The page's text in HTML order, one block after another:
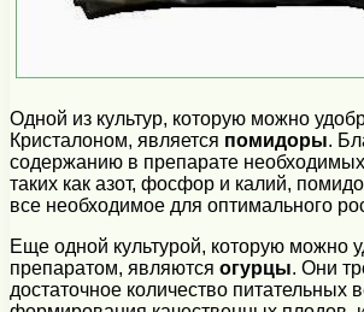
Одной из культур, которую можно
Кристалоном, является помидоры.
содержанию в препарате
таких как азот, фосфор и калий,
все необходимое для оптимального
Еще одной культурой, которую можно
препаратом, являются огурцы. Они
достаточное количество питательных